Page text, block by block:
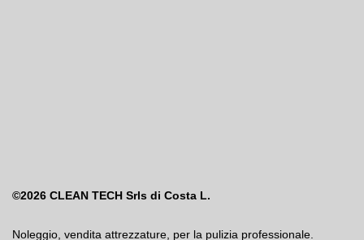
©2026 CLEAN TECH Srls di Costa L.
Noleggio vendita attrezzature per la pulizia professionale.